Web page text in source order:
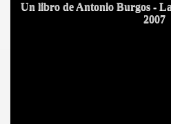
Un libro de Antonio Burgos -
2007